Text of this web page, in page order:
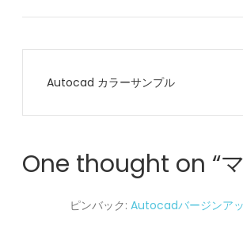
ビ
Autocad カラーサンプル
One thought on “
ピンバック: Autocadバージンア